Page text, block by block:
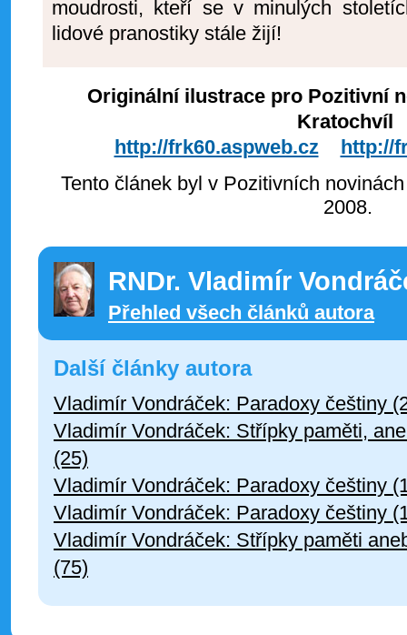
moudrosti, kteří se v minulých
lidové pranostiky stále žijí!
Originální ilustrace pro Pozitivní
Kratochvíl
http://frk60.aspweb.cz
http://
Tento článek byl v Pozitivních
2008.
RNDr. Vladimír
Přehled všech článků autora
Další články autora
Vladimír Vondráček: Paradoxy češtiny
Vladimír Vondráček: Střípky paměti,
(25)
Vladimír Vondráček: Paradoxy češtiny
Vladimír Vondráček: Paradoxy češtiny
Vladimír Vondráček: Střípky paměti
(75)